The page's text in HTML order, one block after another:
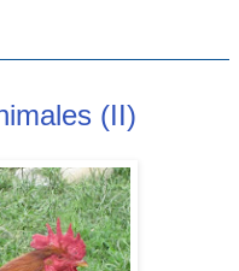
(II)